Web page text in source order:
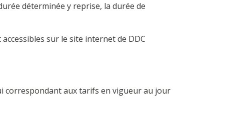
déterminée y reprise, la durée de
sur le site internet de DDC
correspondant aux tarifs en vigueur au jour